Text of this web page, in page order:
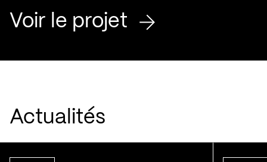
Voir le projet
Actualités